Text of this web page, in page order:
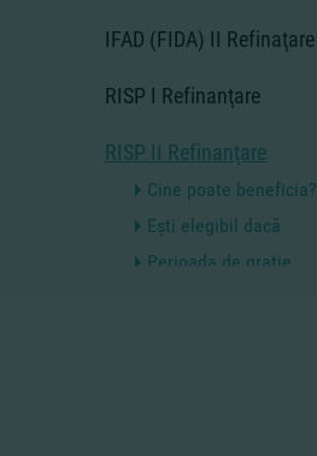
IFAD (FIDA) II Refinaţare
RISP I Refinanţare
RISP II Refinanţare
Cine poate beneficia?
Eşti elegibil dacă
Perioada de graţie